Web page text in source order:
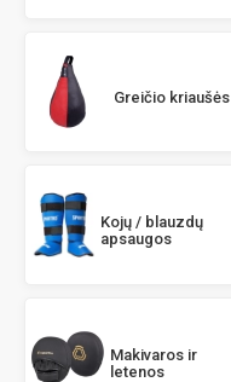
Greičio kriaušės
Kojų / blauzdų
apsaugos
Makivaros ir
letenos